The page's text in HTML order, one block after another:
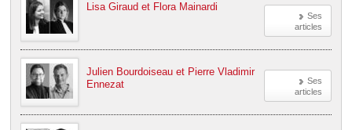
Ses
articles
Lisa Giraud et Flora Mainardi
Ses
articles
Julien Bourdoiseau et Pierre Vladimir
Ennezat